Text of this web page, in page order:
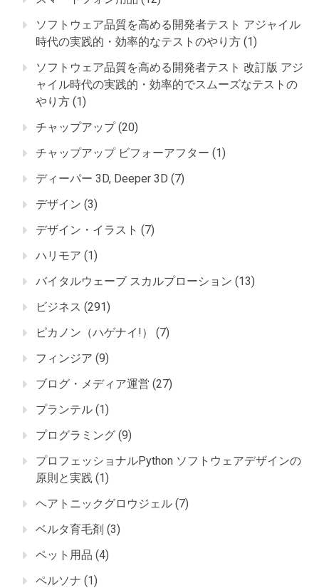
ソフトウェア品質を高める開発者テスト アジャイル
時代の実践的・効率的なテストのやり方 (1)
ソフトウェア品質を高める開発者テスト 改訂版 アジ
ャイル時代の実践的・効率的でスムーズなテストの
やり方 (1)
チャップアップ(20)
チャップアップ ビフォーアフター (1)
ディーパー 3D, Deeper 3D (7)
デザイン (3)
デザイン・イラスト (7)
ハリモア (1)
バイタルウェーブ スカルプローション (13)
ビジネス (291)
ピカノン（ハゲナイ!）
(7)
フィンジア (9)
ブログ・メディア運営 (27)
プランテル (1)
プログラミング (9)
プロフェッショナルPython ソフトウェアデザインの
原則と実践 (1)
ヘアトニックグロウジェル (7)
ベルタ育毛剤 (3)
ペット用品 (4)
ペルソナ (1)